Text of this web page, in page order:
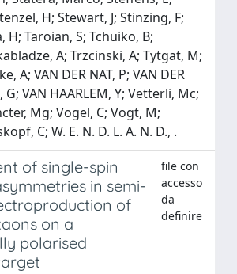
H; Stewart, J; Stinzing, F;
H; Taroian, S; Tchuiko, B;
A; Trzcinski, A; Tytgat, M;
A; VAN DER NAT, P; VAN DER
G; VAN HAARLEM, Y; Vetterli, Mc;
Mg; Vogel, C; Vogt, M;
C; W. E. N. D. L. A. N. D., .
of single-spin
in semi-
of
on a
polarised
file con
accesso
da
definire